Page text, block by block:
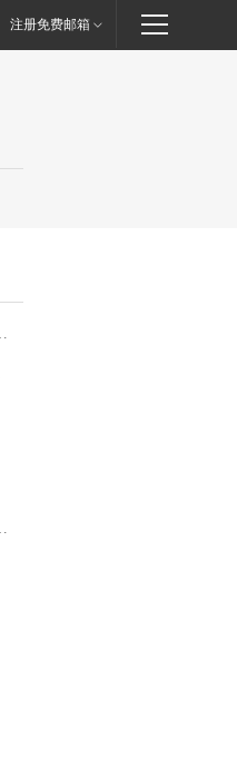
注册免费邮箱